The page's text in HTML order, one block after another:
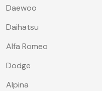
Daewoo
Daihatsu
Alfa Romeo
Dodge
Alpina